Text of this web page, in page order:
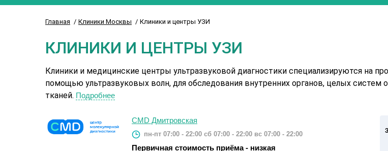
Главная Клиники Москвы Клиники и центры УЗИ
КЛИНИКИ И ЦЕНТРЫ УЗИ
Клиники и медицинские центры ультразвуковой диагностики специализируются на
помощью ультразвуковых волн, для обследования внутренних органов, целых систем
тканей. Подробнее
CMD Дмитровская
пн-пт 07:00 - 22:00 сб 07:00 - 22:00 вс 07:00 - 22:00
Первичная стоимость приёма - низкая